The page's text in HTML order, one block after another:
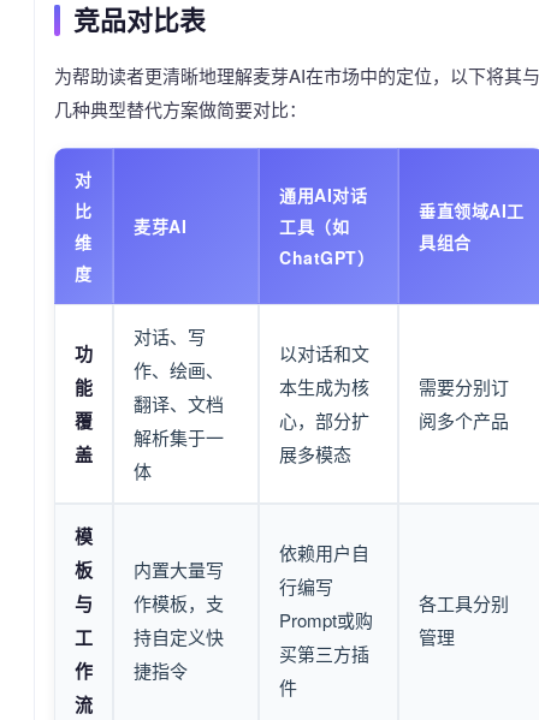
竞品对比表
为帮助读者更清晰地理解麦芽AI在市场中的定位，以下将其与
几种典型替代方案做简要对比：
对
比
维
度
麦芽AI
通用AI对话
工具（如
ChatGPT）
垂直领域AI工
具组合
功
能
覆
盖
对话、写
作、绘画、
翻译、文档
解析集于一
体
以对话和文
本生成为核
心，部分扩
展多模态
需要分别订
阅多个产品
模
板
与
工
作
流
内置大量写
作模板，支
持自定义快
捷指令
依赖用户自
行编写
Prompt或购
买第三方插
件
各工具分别
管理